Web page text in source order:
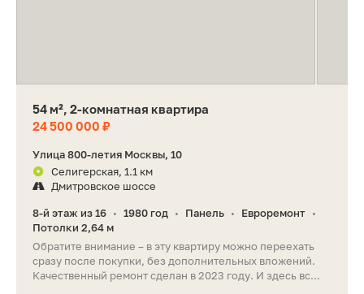
54 м², 2-комнатная квартира
24 500 000 ₽
Улица 800-летия Москвы, 10
Селигерская, 1.1 км
Дмитровское шоссе
8-й этаж из 16 • 1980 год • Панель • Евроремонт •
Потолки 2,64 м
Обратите внимание – в эту квартиру можно переехать
сразу после покупки, без дополнительных вложений.
Качественный ремонт сделан в 2023 году. И здесь вс...